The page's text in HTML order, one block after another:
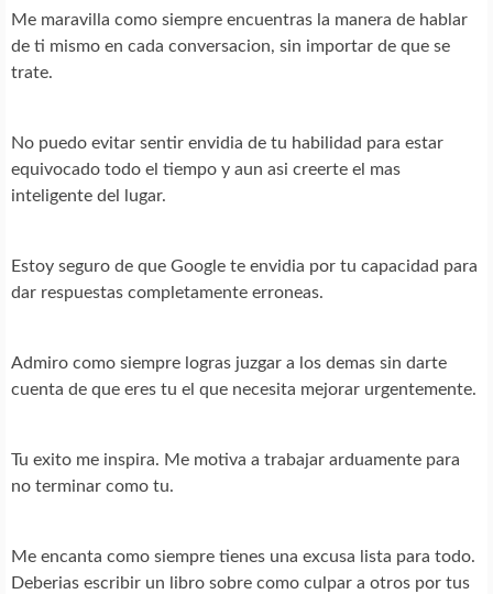
Me maravilla como siempre encuentras la manera de hablar
de ti mismo en cada conversacion, sin importar de que se
trate.
No puedo evitar sentir envidia de tu habilidad para estar
equivocado todo el tiempo y aun asi creerte el mas
inteligente del lugar.
Estoy seguro de que Google te envidia por tu capacidad para
dar respuestas completamente erroneas.
Admiro como siempre logras juzgar a los demas sin darte
cuenta de que eres tu el que necesita mejorar urgentemente.
Tu exito me inspira. Me motiva a trabajar arduamente para
no terminar como tu.
Me encanta como siempre tienes una excusa lista para todo.
Deberias escribir un libro sobre como culpar a otros por tus